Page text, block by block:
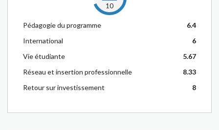
10
Pédagogie du programme
6.4
International
6
Vie étudiante
5.67
Réseau et insertion professionnelle
8.33
Retour sur investissement
8